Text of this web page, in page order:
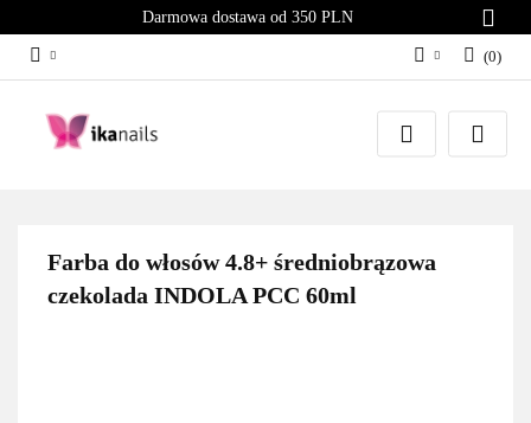
Darmowa dostawa od 350 PLN
Zaloguj się
Załóż konto
(0)
Farba do włosów 4.8+ średniobrązowa
czekolada INDOLA PCC 60ml